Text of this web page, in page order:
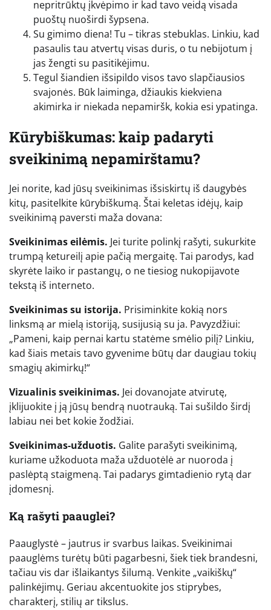
nepritrūktų įkvėpimo ir kad tavo veidą visada
puoštų nuoširdi šypsena.
Su gimimo diena! Tu – tikras stebuklas. Linkiu, kad
pasaulis tau atvertų visas duris, o tu nebijotum į
jas žengti su pasitikėjimu.
Tegul šiandien išsipildo visos tavo slapčiausios
svajonės. Būk laiminga, džiaukis kiekviena
akimirka ir niekada nepamiršk, kokia esi ypatinga.
Kūrybiškumas: kaip padaryti
sveikinimą nepamirštamu?
Jei norite, kad jūsų sveikinimas išsiskirtų iš daugybės
kitų, pasitelkite kūrybiškumą. Štai keletas idėjų, kaip
sveikinimą paversti maža dovana:
Sveikinimas eilėmis. Jei turite polinkį rašyti, sukurkite
trumpą ketureilį apie pačią mergaitę. Tai parodys, kad
skyrėte laiko ir pastangų, o ne tiesiog nukopijavote
tekstą iš interneto.
Sveikinimas su istorija. Prisiminkite kokią nors
linksmą ar mielą istoriją, susijusią su ja. Pavyzdžiui:
„Pameni, kaip pernai kartu statėme smėlio pilį? Linkiu,
kad šiais metais tavo gyvenime būtų dar daugiau tokių
smagių akimirkų!“
Vizualinis sveikinimas. Jei dovanojate atvirutę,
įklijuokite į ją jūsų bendrą nuotrauką. Tai sušildo širdį
labiau nei bet kokie žodžiai.
Sveikinimas-užduotis. Galite parašyti sveikinimą,
kuriame užkoduota maža užduotėlė ar nuoroda į
paslėptą staigmeną. Tai padarys gimtadienio rytą dar
įdomesnį.
Ką rašyti paauglei?
Paauglystė – jautrus ir svarbus laikas. Sveikinimai
paauglėms turėtų būti pagarbesni, šiek tiek brandesni,
tačiau vis dar išlaikantys šilumą. Venkite „vaikiškų“
palinkėjimų. Geriau akcentuokite jos stiprybes,
charakterį, stilių ar tikslus.